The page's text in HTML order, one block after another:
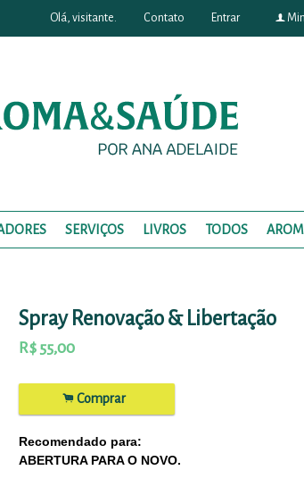
Olá, visitante. Contato Entrar f
SERVIÇOS LIVROS TODOS
Spray Renovação & Libertação
R$ 55,00
.Comprar
Recomendado para:
ABERTURA PARA O NOVO.